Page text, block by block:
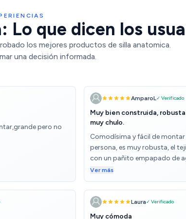
Lo que dicen los
los mejores productos de silla anatomica.
una decisión informada.
pero no
AmparoL✓ Verificado
Muy bien construida,
muy chulo.
Comodísima y fácil de
persona, es muy robusta, el
con un pañito empapado de
transpirable y además es
los reposabrazos también se
el respaldo por detrás lleva
bolsillo.
Ver más
Laura✓ Verificado
Muy cómoda